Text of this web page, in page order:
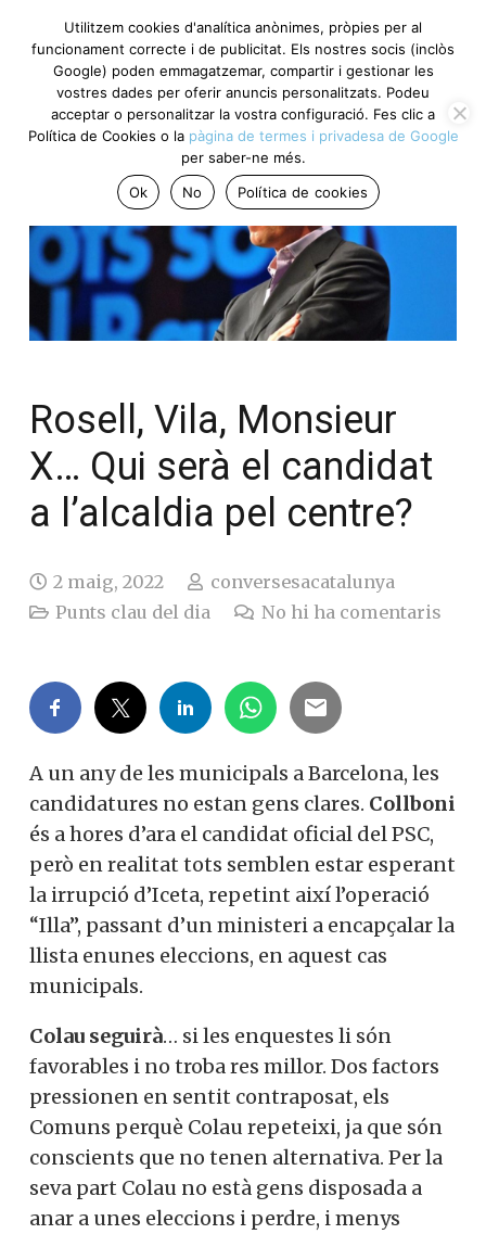
Rosell, Vila, Monsieur
X… Qui serà el candidat
a l’alcaldia pel centre?
2 maig, 2022
conversesacatalunya
Punts clau del dia
No hi ha comentaris
A un any de les municipals a Barcelona, les
candidatures no estan gens clares. Collboni
és a hores d’ara el candidat oficial del PSC,
però en realitat tots semblen estar esperant
la irrupció d’Iceta, repetint així l’operació
“Illa”, passant d’un ministeri a encapçalar la
llista enunes eleccions, en aquest cas
municipals.
Colau seguirà… si les enquestes li són
favorables i no troba res millor. Dos factors
pressionen en sentit contraposat, els
Comuns perquè Colau repeteixi, ja que són
conscients que no tenen alternativa. Per la
seva part Colau no està gens disposada a
anar a unes eleccions i perdre, i menys
Utilitzem cookies d'analítica anònimes, pròpies per al
funcionament correcte i de publicitat. Els nostres socis (inclòs
Google) poden emmagatzemar, compartir i gestionar les
vostres dades per oferir anuncis personalitzats. Podeu
acceptar o personalitzar la vostra configuració. Fes clic a
Política de Cookies o la pàgina de termes i privadesa de Google
per saber-ne més.
Ok
No Política de cookies